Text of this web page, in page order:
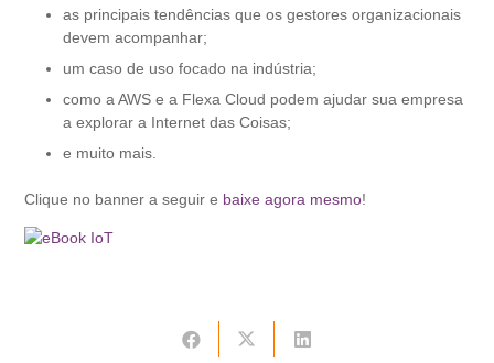
as principais tendências que os gestores organizacionais
devem acompanhar;
um caso de uso focado na indústria;
como a AWS e a Flexa Cloud podem ajudar sua empresa
a explorar a Internet das Coisas;
e muito mais.
Clique no banner a seguir e baixe agora mesmo!